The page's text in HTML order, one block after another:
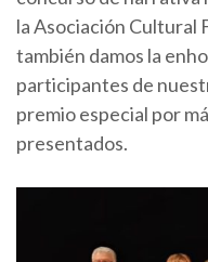
la Asociación Cultural
también damos la
participantes de
premio especial por
presentados.